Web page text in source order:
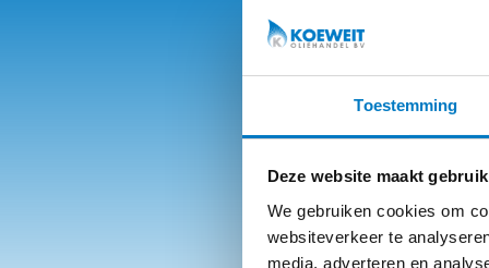
Toestemming
Deze website maakt
We gebruiken cookies om
websiteverkeer te
media, adverteren en